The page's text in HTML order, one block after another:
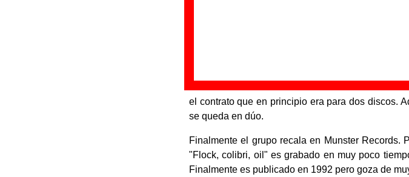
el contrato que en principio era para dos discos.
se queda en dúo.
Finalmente el grupo recala en Munster Records.
"Flock, colibri, oil" es grabado en muy poco
Finalmente es publicado en 1992 pero goza de